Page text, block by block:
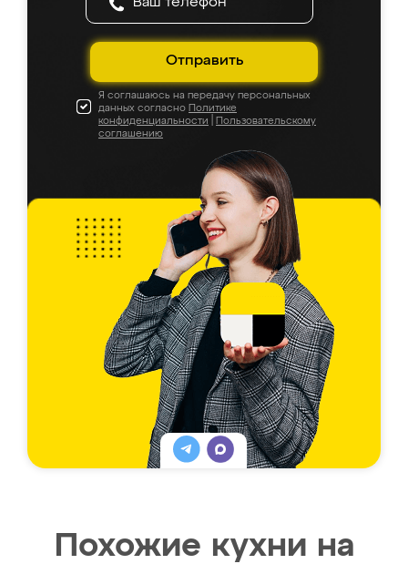
Отправить
Я соглашаюсь на передачу персональных
данных согласно Политике
конфиденциальности
Пользовательскому
соглашению
Похожие кухни на